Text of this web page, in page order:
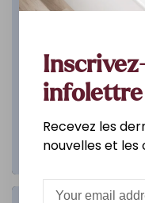
infolettre
Recevez les
nouvelles et les